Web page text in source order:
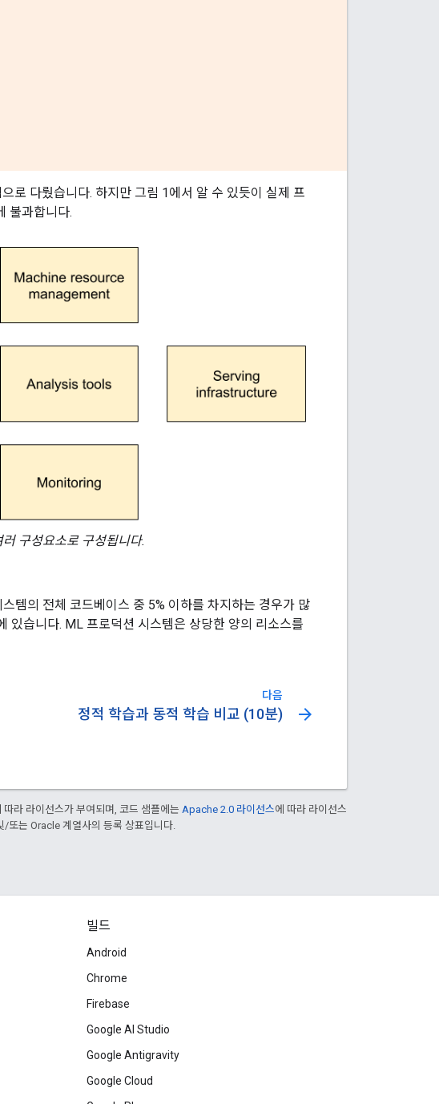
로 다뤘습니다. 하지만 그림 1에서 알 수 있듯이 실제 프
불과합니다.
구성요소로 구성됩니다.
템의 전체 코드베이스 중 5% 이하를 차지하는 경우가 많
있습니다. ML 프로덕션 시스템은 상당한 양의 리소스를
다음
정적 학습과 동적 학습 비교 (10분) arrow_forward
따라 라이선스가 부여되며, 코드 샘플에는 Apache 2.0 라이선스에 따라 라이선스
또는 Oracle 계열사의 등록 상표입니다.
빌드
Android
Chrome
Firebase
Google AI Studio
Google Antigravity
Google Cloud